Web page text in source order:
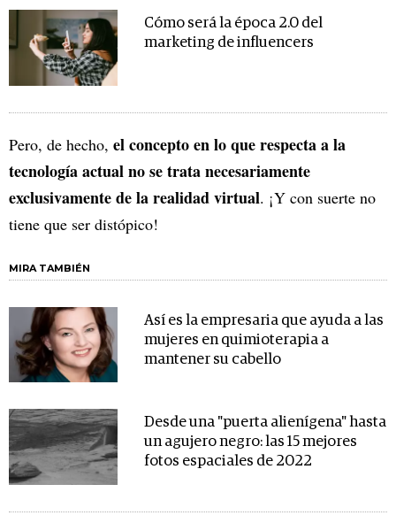
Cómo será la época 2.0 del
marketing de influencers
Pero, de hecho, el concepto en lo que respecta a la
tecnología actual no se trata necesariamente
exclusivamente de la realidad virtual. ¡Y con suerte no
tiene que ser distópico!
MIRA TAMBIÉN
Así es la empresaria que ayuda a las
mujeres en quimioterapia a
mantener su cabello
Desde una "puerta alienígena" hasta
un agujero negro: las 15 mejores
fotos espaciales de 2022